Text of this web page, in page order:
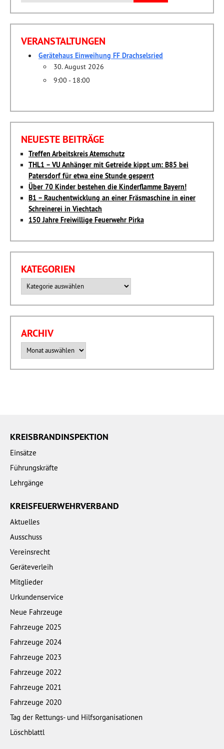
nach:
VERANSTALTUNGEN
Gerätehaus Einweihung FF Drachselsried
30. August 2026
9:00 - 18:00
NEUESTE BEITRÄGE
Treffen Arbeitskreis Atemschutz
THL1 – VU Anhänger mit Getreide kippt um: B85 bei
Patersdorf für etwa eine Stunde gesperrt
Über 70 Kinder bestehen die Kinderflamme Bayern!
B1 – Rauchentwicklung an einer Fräsmaschine in einer
Schreinerei in Viechtach
150 Jahre Freiwillige Feuerwehr Pirka
KATEGORIEN
ARCHIV
KREISBRANDINSPEKTION
Einsätze
Führungskräfte
Lehrgänge
KREISFEUERWEHRVERBAND
Aktuelles
Ausschuss
Vereinsrecht
Geräteverleih
Mitglieder
Urkundenservice
Neue Fahrzeuge
Fahrzeuge 2025
Fahrzeuge 2024
Fahrzeuge 2023
Fahrzeuge 2022
Fahrzeuge 2021
Fahrzeuge 2020
Tag der Rettungs- und Hilfsorganisationen
Löschblattl